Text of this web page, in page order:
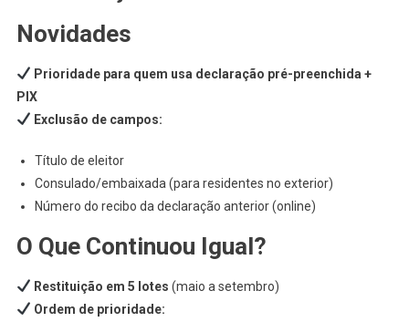
Novidades
Prioridade para quem usa declaração pré-preenchida +
PIX
Exclusão de campos:
Título de eleitor
Consulado/embaixada (para residentes no exterior)
Número do recibo da declaração anterior (online)
O Que Continuou Igual?
Restituição em 5 lotes (maio a setembro)
Ordem de prioridade: